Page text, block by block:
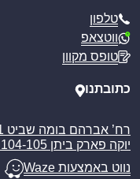
מדיניות הפרטיות
מדיניות משלוחים
ביטול עסקה
מאמרים
טלפון
ווטצאפ
טופס מקוון
כתובתנו
יוקה פארק ביתן C104-105
נווט באמצעות Waze